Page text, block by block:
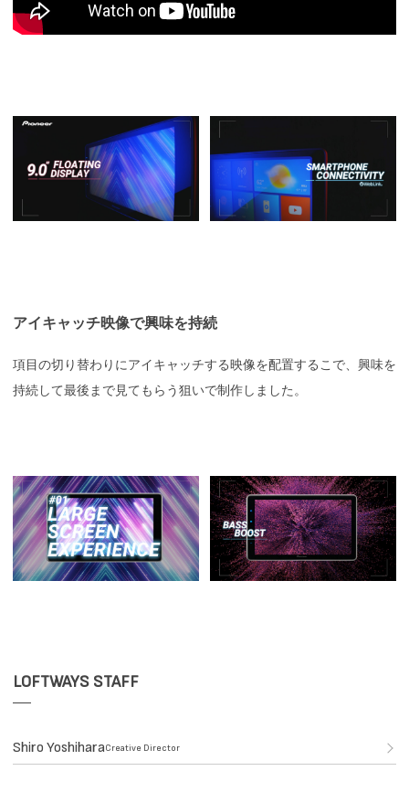
アイキャッチ映像で興味を持続
項目の切り替わりにアイキャッチする映像を配置するこで、興味を
持続して最後まで見てもらう狙いで制作しました。
LOFTWAYS STAFF
Shiro YoshiharaCreative Director